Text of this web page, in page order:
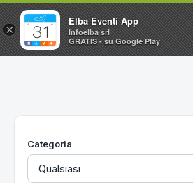
Home
Utilità
Categoria
×
Elba Eventi App
Infoelba srl
GRATIS - su Google Play